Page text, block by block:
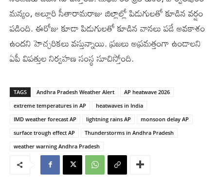
మన్యం, అల్లూరి సీతారామరాజు జిల్లాల్లో పిడుగులతో కూడిన వర్షం
పడింది. ఈరోజు కూడా పిడుగులతో కూడిన వానలు పడే అవకాశం
ఉందని హెచ్చరికలు వస్తున్నాయి. ప్రజలు అప్రమత్తంగా ఉండాలని
ఏపీ విపత్తుల నిర్వహణ సంస్థ సూచిస్తోంది.
TAGS Andhra Pradesh Weather Alert
AP heatwave 2026
extreme temperatures in AP
heatwaves in India
IMD weather forecast AP
lightning rains AP
monsoon delay AP
surface trough effect AP
Thunderstorms in Andhra Pradesh
weather warning Andhra Pradesh